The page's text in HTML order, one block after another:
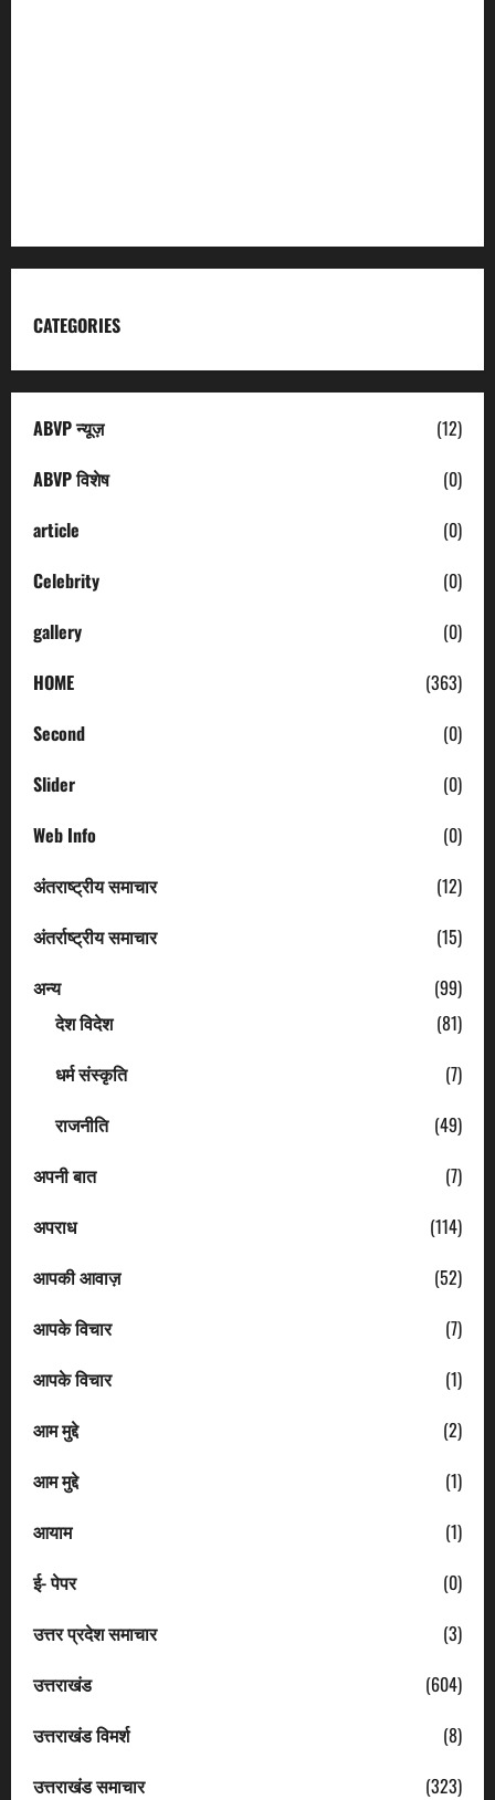
CATEGORIES
ABVP न्यूज़
(12)
ABVP विशेष
(0)
article
(0)
Celebrity
(0)
gallery
(0)
HOME
(363)
Second
(0)
Slider
(0)
Web Info
(0)
अंतराष्ट्रीय समाचार
(12)
अंतर्राष्ट्रीय समाचार
(15)
अन्य
(99)
देश विदेश
(81)
धर्म संस्कृति
(7)
राजनीति
(49)
अपनी बात
(7)
अपराध
(114)
आपकी आवाज़
(52)
आपके विचार
(7)
आपके विचार
(1)
आम मुद्दे
(2)
आम मुद्दे
(1)
आयाम
(1)
ई- पेपर
(0)
उत्तर प्रदेश समाचार
(3)
उत्तराखंड
(604)
उत्तराखंड विमर्श
(8)
उत्तराखंड समाचार
(323)